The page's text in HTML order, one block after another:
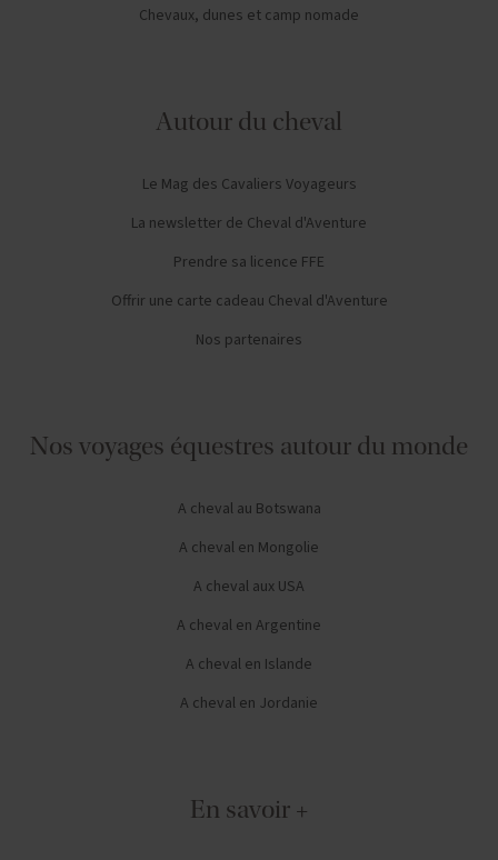
Chevaux, dunes et camp nomade
Autour du cheval
Le Mag des Cavaliers Voyageurs
La newsletter de Cheval d'Aventure
Prendre sa licence FFE
Offrir une carte cadeau Cheval d'Aventure
Nos partenaires
Nos voyages équestres autour du monde
A cheval au Botswana
A cheval en Mongolie
A cheval aux USA
A cheval en Argentine
A cheval en Islande
A cheval en Jordanie
En savoir +